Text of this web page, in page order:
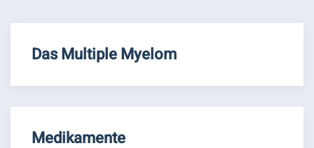
Das Multiple Myelom
Medikamente